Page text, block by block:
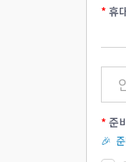
휴
준
🎉 준